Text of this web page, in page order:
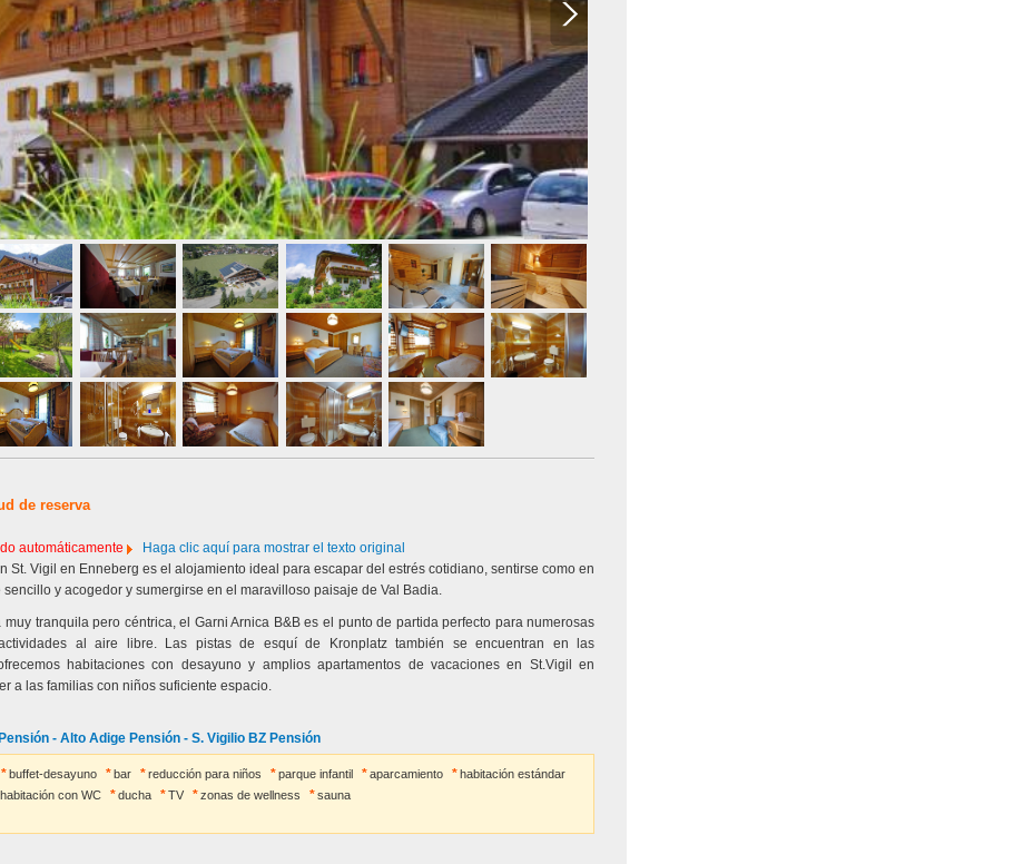
de reserva
automáticamente
Haga clic aquí para mostrar el texto original
St. Vigil en Enneberg es el alojamiento ideal para escapar del estrés cotidiano, sentirse como en
y acogedor y sumergirse en el maravilloso paisaje de Val Badia.
tranquila pero céntrica, el Garni Arnica B&B es el punto de partida perfecto para numerosas
al aire libre. Las pistas de esquí de Kronplatz también se encuentran en las
habitaciones con desayuno y amplios apartamentos de vacaciones en St.Vigil en
a las familias con niños suficiente espacio.
- Alto Adige Pensión - S. Vigilio BZ Pensión
buffet-desayuno bar reducción para niños parque infantil aparcamiento
habitación estándar
habitación con WC ducha TV zonas de wellness sauna